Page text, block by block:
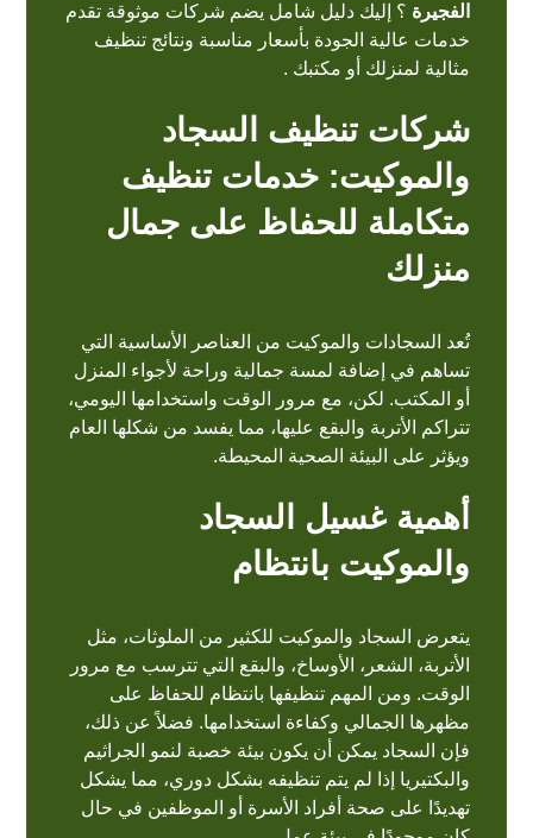
الفجيرة ؟ إليك دليل شامل يضم شركات موثوقة تقدم
خدمات عالية الجودة بأسعار مناسبة ونتائج تنظيف
مثالية لمنزلك أو مكتبك .
شركات تنظيف السجاد
والموكيت: خدمات تنظيف
متكاملة للحفاظ على جمال
منزلك
تُعد السجادات والموكيت من العناصر الأساسية التي
تساهم في إضافة لمسة جمالية وراحة لأجواء المنزل
أو المكتب. لكن، مع مرور الوقت واستخدامها اليومي،
تتراكم الأتربة والبقع عليها، مما يفسد من شكلها العام
ويؤثر على البيئة الصحية المحيطة.
أهمية غسيل السجاد
والموكيت بانتظام
يتعرض السجاد والموكيت للكثير من الملوثات، مثل
الأتربة، الشعر، الأوساخ، والبقع التي تترسب مع مرور
الوقت. ومن المهم تنظيفها بانتظام للحفاظ على
مظهرها الجمالي وكفاءة استخدامها. فضلاً عن ذلك،
فإن السجاد يمكن أن يكون بيئة خصبة لنمو الجراثيم
والبكتيريا إذا لم يتم تنظيفه بشكل دوري، مما يشكل
تهديدًا على صحة أفراد الأسرة أو الموظفين في حال